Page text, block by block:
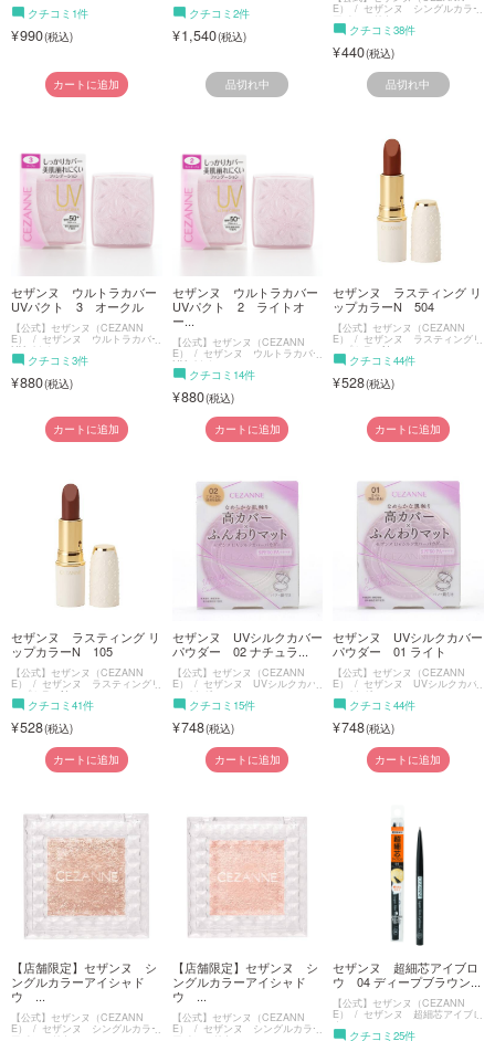
クチコミ1件
990
カートに追加
クチコミ2件
1,540
品切れ中
E） セザンヌ シングルカラー
アイシャドウ
クチコミ38件
440
品切れ中
セザンヌ ウルトラカバー
UVパクト 3 オークル
【公式】セザンヌ（CEZANN
E） セザンヌ ウルトラカバー
UVパクト
クチコミ3件
880
カートに追加
セザンヌ ウルトラカバー
UVパクト 2 ライトオ
ー...
【公式】セザンヌ（CEZANN
E） セザンヌ ウルトラカバー
UVパクト
クチコミ14件
880
カートに追加
セザンヌ ラスティング リ
ップカラーN 504
【公式】セザンヌ（CEZANN
E） セザンヌ ラスティングリ
ップカラーN
クチコミ44件
528
カートに追加
セザンヌ ラスティング リ
ップカラーN 105
【公式】セザンヌ（CEZANN
E） セザンヌ ラスティングリ
ップカラーN
クチコミ41件
528
カートに追加
セザンヌ UVシルクカバー
パウダー 02 ナチュラ...
【公式】セザンヌ（CEZANN
E） セザンヌ UVシルクカバ
ーパウダー
クチコミ15件
748
カートに追加
セザンヌ UVシルクカバー
パウダー 01 ライト
【公式】セザンヌ（CEZANN
E） セザンヌ UVシルクカバ
ーパウダー
クチコミ44件
748
カートに追加
【店舗限定】セザンヌ シ
ングルカラーアイシャド
ウ ...
【公式】セザンヌ（CEZANN
E） セザンヌ シングルカラー
【店舗限定】セザンヌ シ
ングルカラーアイシャド
ウ ...
【公式】セザンヌ（CEZANN
E） セザンヌ シングルカラー
セザンヌ 超細芯アイブロ
ウ 04 ディープブラウン...
【公式】セザンヌ（CEZANN
E） セザンヌ 超細芯アイブロ
ウ
クチコミ25件